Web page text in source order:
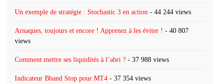
Un exemple de stratégie : Stochastic 3 en action - 44 244 views
Arnaques, toujours et encore ! Apprenez à les éviter ! - 40 807
views
Comment mettre ses liquidités à l’abri ? - 37 988 views
Indicateur Bband Stop pour MT4 - 37 354 views